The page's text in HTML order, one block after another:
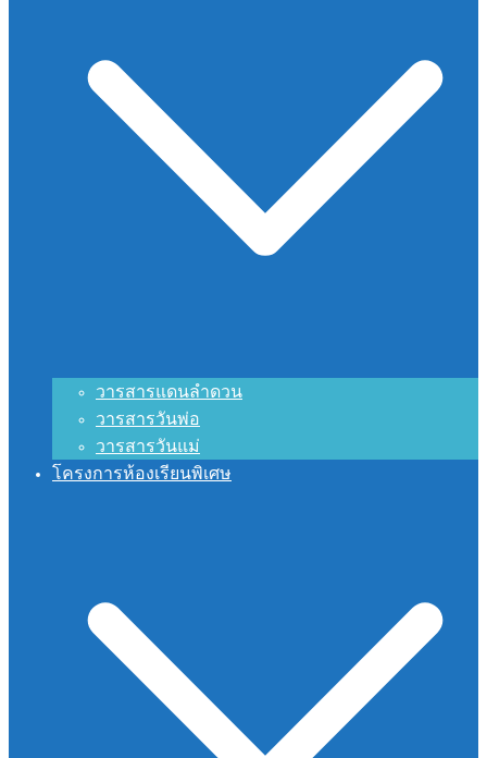
วารสารแดนลำดวน
วารสารวันพ่อ
วารสารวันแม่
โครงการห้องเรียนพิเศษ